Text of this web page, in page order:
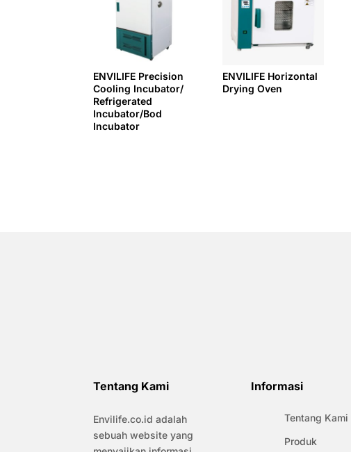
ENVILIFE Precision
Cooling Incubator/
Refrigerated
Incubator/Bod
Incubator
ENVILIFE Horizontal
Drying Oven
Tentang Kami
Envilife.co.id adalah
sebuah website yang
Informasi
Tentang Kami
Produk